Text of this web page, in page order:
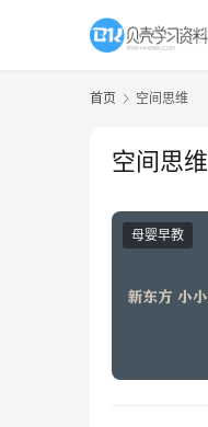
首页 空间思维
空间思维
母婴早教